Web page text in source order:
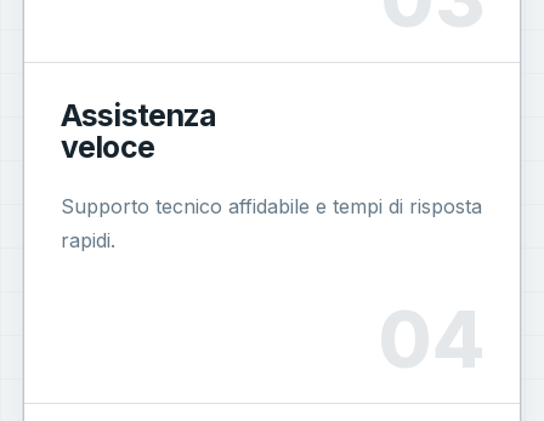
Assistenza
veloce
Supporto tecnico affidabile e tempi di risposta
rapidi.